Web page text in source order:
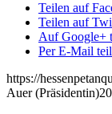
Teilen auf
Teilen auf
Auf Google+
Per E-Mail
https://
Auer (Präsidentin)